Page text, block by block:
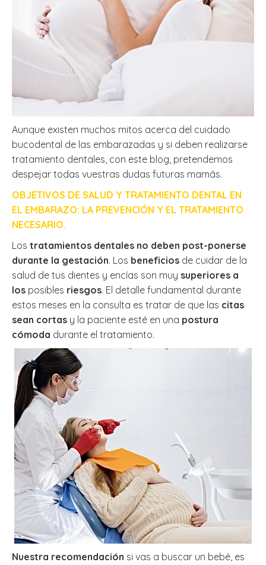
Aunque existen muchos mitos acerca del cuidado
bucodental de las embarazadas y si deben realizarse
tratamiento dentales, con este blog, pretendemos
despejar todas vuestras dudas futuras mamás.
OBJETIVOS DE SALUD Y TRATAMIENTO DENTAL EN
EL EMBARAZO: LA PREVENCIÓN Y EL TRATAMIENTO
NECESARIO.
Los tratamientos dentales no deben post-ponerse
durante la gestación. Los beneficios de cuidar de la
salud de tus dientes y encías son muy superiores a
los posibles riesgos. El detalle fundamental durante
estos meses en la consulta es tratar de que las citas
sean cortas y la paciente esté en una postura
cómoda durante el tratamiento.
Nuestra recomendación si vas a buscar un bebé, es